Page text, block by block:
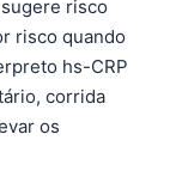
risco
risco quando
hs-CRP
corrida
os